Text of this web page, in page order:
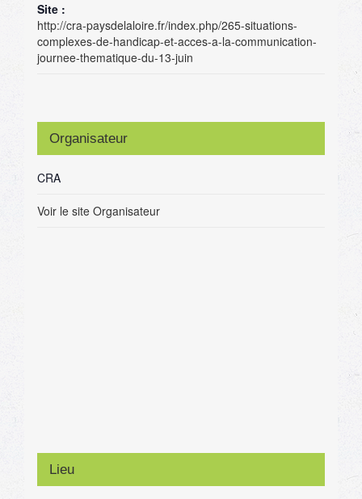
Site :
http://cra-paysdelaloire.fr/index.php/265-situations-
complexes-de-handicap-et-acces-a-la-communication-
journee-thematique-du-13-juin
Organisateur
CRA
Voir le site Organisateur
Lieu